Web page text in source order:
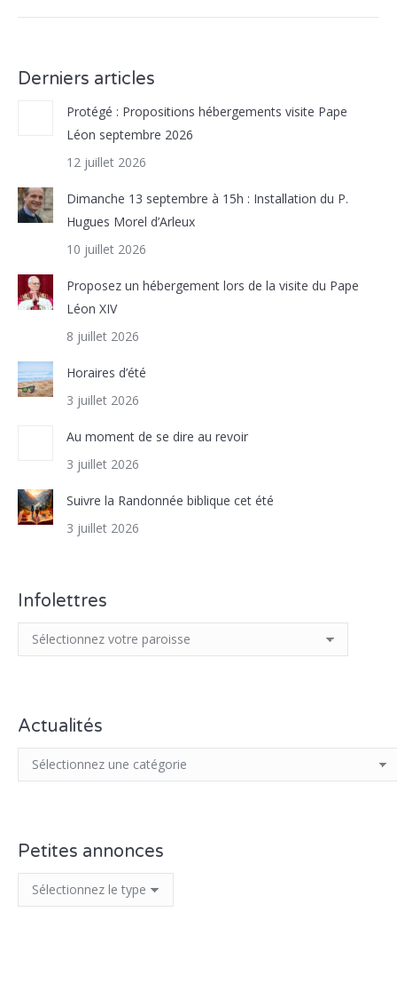
Derniers articles
Protégé : Propositions hébergements visite Pape
Léon septembre 2026
12 juillet 2026
Dimanche 13 septembre à 15h : Installation du P.
Hugues Morel d’Arleux
10 juillet 2026
Proposez un hébergement lors de la visite du Pape
Léon XIV
8 juillet 2026
Horaires d’été
3 juillet 2026
Au moment de se dire au revoir
3 juillet 2026
Suivre la Randonnée biblique cet été
3 juillet 2026
Infolettres
Actualités
Petites annonces